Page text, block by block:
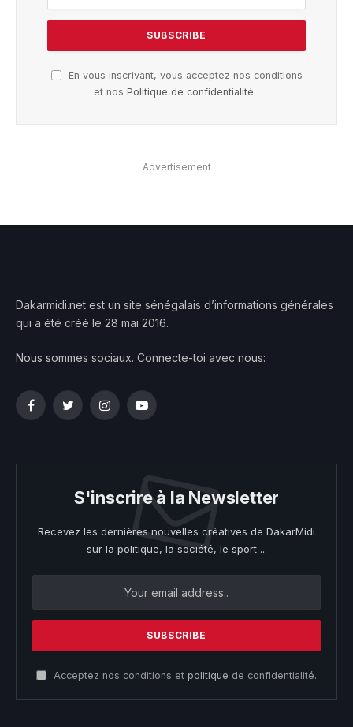
En vous inscrivant, vous acceptez nos conditions
et nos Politique de confidentialité .
Advertisement
Dakarmidi.net est un site sénégalais d’informations générales
qui a été créé le 28 mai 2016.
Nous sommes sociaux. Connecte-toi avec nous:
FacebookTwitterInstagramYouTube
S'inscrire à la Newsletter
Recevez les dernières nouvelles créatives de DakarMidi
sur la politique, la société, le sport ...
Acceptez nos conditions et politique de confidentialité.